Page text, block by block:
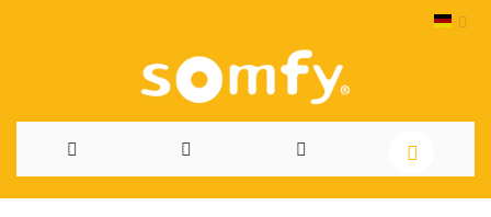
Direkt